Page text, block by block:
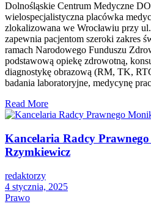
Dolnośląskie Centrum Medyczne
wielospecjalistyczna placówka
zlokalizowana we Wrocławiu przy
zapewnia pacjentom szeroki zakres
ramach Narodowego Funduszu
podstawową opiekę zdrowotną,
diagnostykę obrazową (RM, TK,
badania laboratoryjne, medycynę
Read More
Kancelaria Radcy
Rzymkiewicz
redaktorzy
4 stycznia, 2025
Prawo